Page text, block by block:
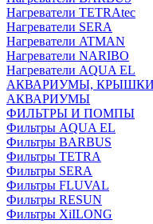
Нагреватели TETRAtec
Нагреватели SERA
Нагреватели ATMAN
Нагреватели NARIBO
Нагреватели AQUA EL
АКВАРИУМЫ,
АКВАРИУМЫ
ФИЛЬТРЫ И ПОМПЫ
Фильтры AQUA EL
Фильтры BARBUS
Фильтры ТETRA
Фильтры SERA
Фильтры FLUVAL
Фильтры RESUN
Фильтры XiILONG